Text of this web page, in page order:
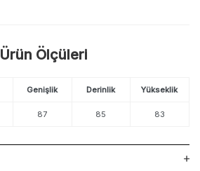
Ürün Ölçüleri
Genişlik Derinlik Yükseklik
87 85 83